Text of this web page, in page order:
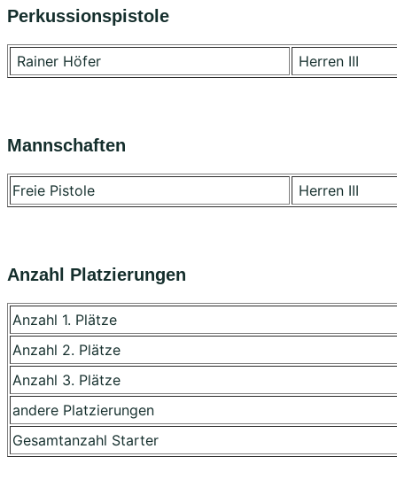
Perkussionspistole
Rainer Höfer Herren III
Mannschaften
Freie Pistole Herren III
Anzahl Platzierungen
Anzahl 1. Plätze
Anzahl 2. Plätze
Anzahl 3. Plätze
andere Platzierungen
Gesamtanzahl Starter